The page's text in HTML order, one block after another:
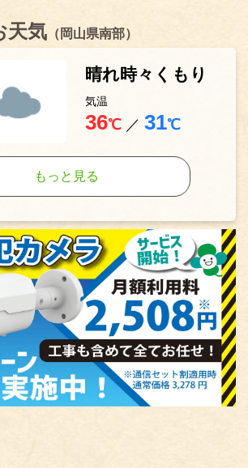
天気 （岡山県南部）
晴れ時々くもり
気温
36℃ ／ 31℃
もっと見る